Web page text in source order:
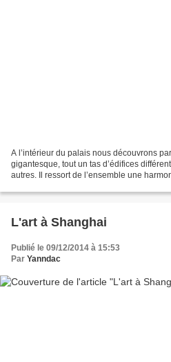
A l’intérieur du palais nous découvrons
gigantesque, tout un tas d’édifices
autres. Il ressort de l’ensemble une
L'art à Shanghai
Publié le 09/12/2014 à 15:53
Par Yanndac